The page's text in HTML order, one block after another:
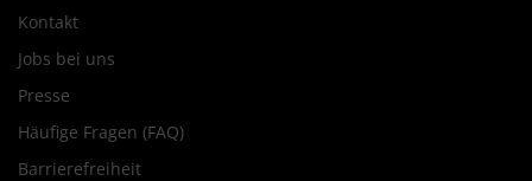
Kontakt
Jobs bei uns
Presse
Häufige Fragen (FAQ)
Barrierefreiheit